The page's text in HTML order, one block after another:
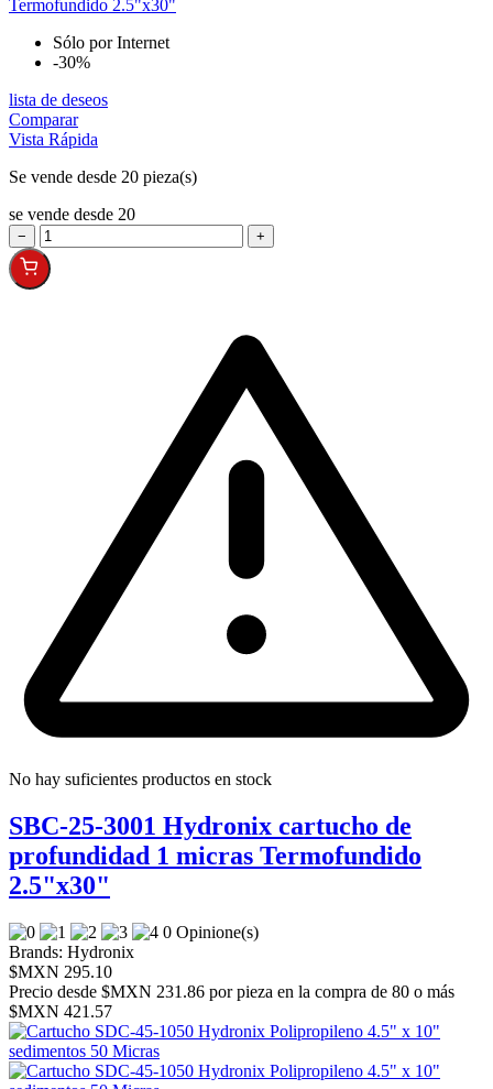
Sólo por Internet
-30%
lista de deseos
Comparar
Vista Rápida
Se vende desde 20 pieza(s)
se vende desde 20
− +
No hay suficientes productos en stock
SBC-25-3001 Hydronix cartucho de
profundidad 1 micras Termofundido
2.5"x30"
0 Opinione(s)
Brands: Hydronix
$MXN 295.10
Precio desde $MXN 231.86 por pieza en la compra de 80 o más
$MXN 421.57